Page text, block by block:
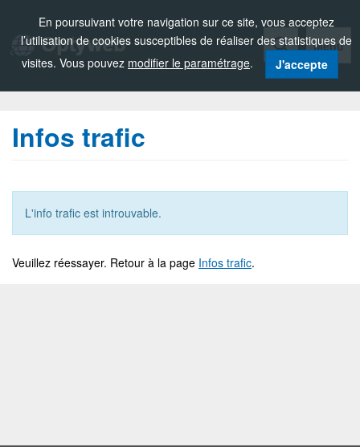
En poursuivant votre navigation sur ce site, vous acceptez
l’utilisation de cookies susceptibles de réaliser des statistiques de
visites. Vous pouvez modifier le paramétrage. J'accepte
Menu
Infos trafic
L'info trafic est introuvable.
Veuillez réessayer. Retour à la page Infos trafic.